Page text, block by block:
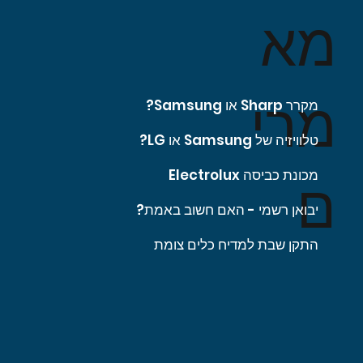
מא
מרי
ם
מקרר Sharp או Samsung?
טלוויזיה של Samsung או LG?
מכונת כביסה Electrolux
יבואן רשמי - האם חשוב באמת?
התקן שבת למדיח כלים צומת